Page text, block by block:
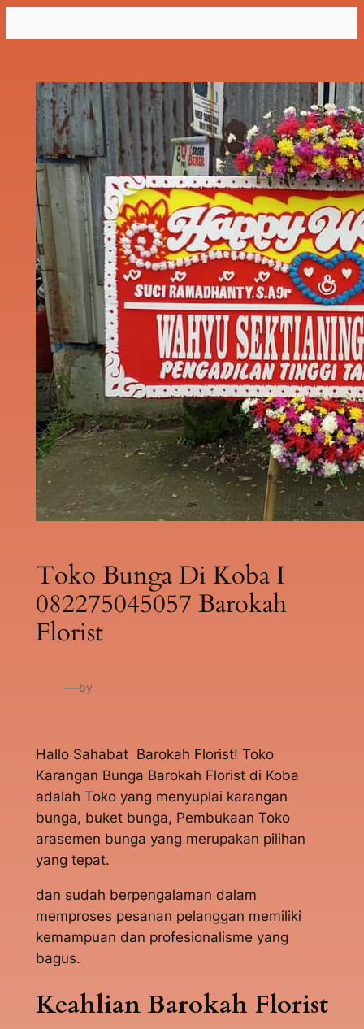
ke
Toko Bunga Di Koba I
082275045057 Barokah
Florist
—by
Hallo Sahabat Barokah Florist! Toko
Karangan Bunga Barokah Florist di Koba
adalah Toko yang menyuplai karangan
bunga, buket bunga, Pembukaan Toko
arasemen bunga yang merupakan pilihan
yang tepat.
dan sudah berpengalaman dalam
memproses pesanan pelanggan memiliki
kemampuan dan profesionalisme yang
bagus.
Keahlian Barokah Florist